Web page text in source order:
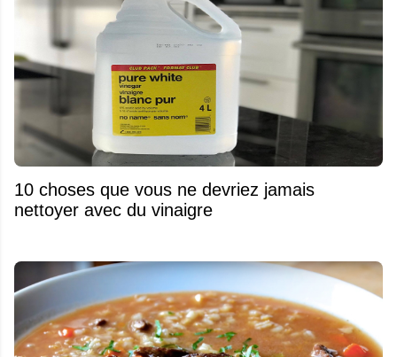
10 choses que vous ne devriez jamais
nettoyer avec du vinaigre